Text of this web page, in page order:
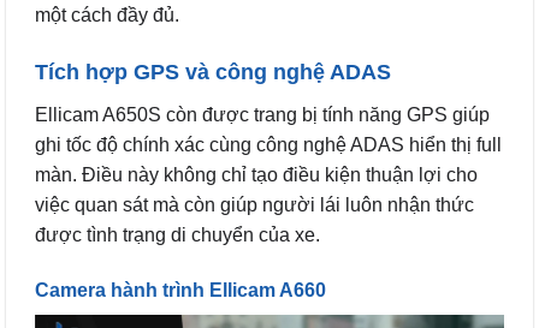
một cách đầy đủ.
Tích hợp GPS và công nghệ ADAS
Ellicam A650S còn được trang bị tính năng GPS giúp
ghi tốc độ chính xác cùng công nghệ ADAS hiển thị full
màn. Điều này không chỉ tạo điều kiện thuận lợi cho
việc quan sát mà còn giúp người lái luôn nhận thức
được tình trạng di chuyển của xe.
Camera hành trình Ellicam A660